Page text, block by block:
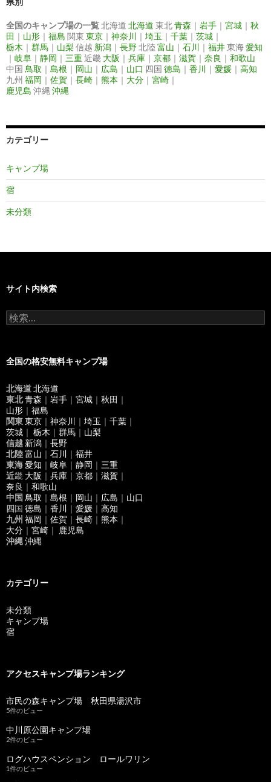
全国のキャンプ場の一覧北海道 北海道 東北青森 ｜ 岩手 ｜ 宮城 ｜ 秋
田 ｜ 山形 ｜ 福島 関東 東京 ｜ 神奈川 ｜ 埼玉 ｜ 千葉 ｜ 茨城 ｜
栃木 ｜ 群馬 ｜ 山梨 信越 新潟 ｜ 長野北陸 富山 ｜ 石川 ｜ 福井東海愛知
｜ 岐阜 ｜ 静岡 ｜ 三重近畿 大阪 ｜ 兵庫 ｜ 京都 ｜ 滋賀 ｜ 奈良 ｜ 和歌山
中国 鳥取 ｜ 島根 ｜ 岡山 ｜ 広島 ｜ 山口 四国 徳島 ｜ 香川 ｜ 愛媛 ｜ 高知
九州 福岡 ｜ 佐賀 ｜ 長崎 ｜ 熊本 ｜ 大分 ｜ 宮崎 ｜
鹿児島 沖縄 沖縄
カテゴリー
キャンプ場
宿
未分類
サイト内検索
検
索
全国の格安無料キャンプ場
北海道北海道
東北青森 ｜ 岩手 ｜ 宮城 ｜ 秋田 ｜
山形 ｜ 福島
関東東京 ｜ 神奈川 ｜ 埼玉 ｜ 千葉 ｜
茨城 ｜ 栃木 ｜ 群馬 ｜ 山梨
信越 新潟 ｜ 長野
北陸富山 ｜ 石川 ｜ 福井
東海愛知 ｜ 岐阜 ｜ 静岡 ｜ 三重
近畿 大阪 ｜ 兵庫 ｜ 京都 ｜ 滋賀 ｜
奈良 ｜ 和歌山
中国 鳥取 ｜ 島根 ｜ 岡山 ｜ 広島 ｜ 山口
四国 徳島 ｜ 香川 ｜ 愛媛 ｜ 高知
九州 福岡 ｜ 佐賀 ｜ 長崎 ｜ 熊本 ｜
大分 ｜ 宮崎 ｜
鹿児島
沖縄沖縄
カテゴリー
未分類
キャンプ場
宿
アクセスキャンプ場ランキング
市民の森キャンプ場 秋田県湯沢市
5件のビュー
中川原公園キャンプ場
2件のビュー
ログハウスペンション ロールワリン
1件のビュー